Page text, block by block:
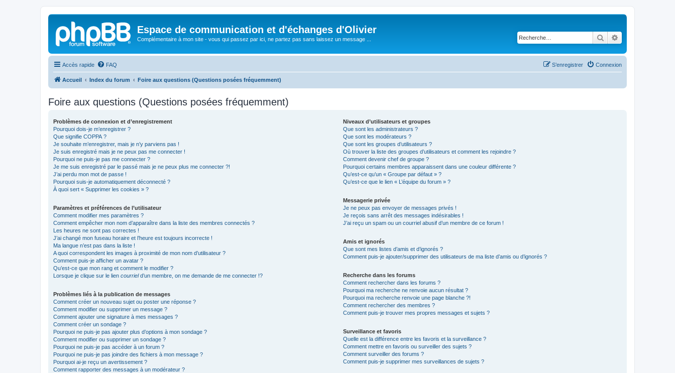
Espace de communication et d'échanges d'Olivier
Complémentaire à mon site - vous qui passez par ici, ne partez pas sans laissez un message ... Rechercher
Accès rapide FAQ Connexion
S’enregistrer
Accueil Index du forum Foire aux questions (Questions posées fréquemment)
Foire aux questions (Questions posées fréquemment)
Problèmes de connexion et d’enregistrement
Pourquoi dois-je m’enregistrer ?
Que signifie COPPA ?
Je souhaite m’enregistrer, mais je n’y parviens pas !
Je suis enregistré mais je ne peux pas me connecter !
Pourquoi ne puis-je pas me connecter ?
Je me suis enregistré par le passé mais je ne peux plus me connecter ?!
J’ai perdu mon mot de passe !
Pourquoi suis-je automatiquement déconnecté ?
À quoi sert « Supprimer les cookies » ?
Paramètres et préférences de l’utilisateur
Comment modifier mes paramètres ?
Comment empêcher mon nom d’apparaître dans la liste des membres connectés ?
Les heures ne sont pas correctes !
J’ai changé mon fuseau horaire et l’heure est toujours incorrecte !
Ma langue n’est pas dans la liste !
A quoi correspondent les images à proximité de mon nom d’utilisateur ?
Comment puis-je afficher un avatar ?
Qu’est-ce que mon rang et comment le modifier ?
Lorsque je clique sur le lien courrield’un membre, on me demande de me connecter !?
Problèmes liés à la publication de messages
Comment créer un nouveau sujet ou poster une réponse ?
Comment modifier ou supprimer un message ?
Comment ajouter une signature à mes messages ?
Comment créer un sondage ?
Pourquoi ne puis-je pas ajouter plus d’options à mon sondage ?
Comment modifier ou supprimer un sondage ?
Pourquoi ne puis-je pas accéder à un forum ?
Pourquoi ne puis-je pas joindre des fichiers à mon message ?
Pourquoi ai-je reçu un avertissement ?
Comment rapporter des messages à un modérateur ?
Niveaux d’utilisateurs et groupes
Que sont les administrateurs ?
Que sont les modérateurs ?
Que sont les groupes d’utilisateurs ?
Où trouver la liste des groupes d’utilisateurs et comment les rejoindre ?
Comment devenir chef de groupe ?
Pourquoi certains membres apparaissent dans une couleur différente ?
Qu’est-ce qu’un « Groupe par défaut » ?
Qu’est-ce que le lien « L’équipe du forum » ?
Messagerie privée
Je ne peux pas envoyer de messages privés !
Je reçois sans arrêt des messages indésirables !
J’ai reçu un spam ou un courriel abusif d’un membre de ce forum !
Amis et ignorés
Que sont mes listes d’amis et d’ignorés ?
Comment puis-je ajouter/supprimer des utilisateurs de ma liste d’amis ou d’ignorés ?
Recherche dans les forums
Comment rechercher dans les forums ?
Pourquoi ma recherche ne renvoie aucun résultat ?
Pourquoi ma recherche renvoie une page blanche ?!
Comment rechercher des membres ?
Comment puis-je trouver mes propres messages et sujets ?
Surveillance et favoris
Quelle est la différence entre les favoris et la surveillance ?
Comment mettre en favoris ou surveiller des sujets ?
Comment surveiller des forums ?
Comment puis-je supprimer mes surveillances de sujets ?